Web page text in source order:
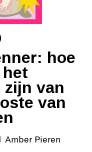
hoe
zijn van
van
Amber Pieren